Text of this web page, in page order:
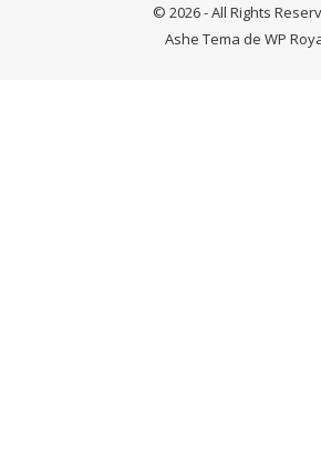
© 2026 - All Rights
Ashe Tema de WP